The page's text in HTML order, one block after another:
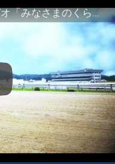
地方競馬プロモーションビデオ「みなさまのくらしのために」30秒篇｜NAR公式